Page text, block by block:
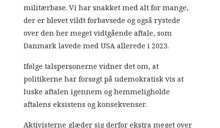
militærbase. Vi har snakket med alt for mange,
der er blevet vildt forbavsede og også rystede
over den her meget vidtgående aftale, som
Danmark lavede med USA allerede i 2023.
Ifølge talspersonerne vidner det om, at
politikerne har forsøgt på udemokratisk vis at
luske aftalen igennem og hemmeligholde
aftalens eksistens og konsekvenser.
Aktivisterne glæder sig derfor ekstra meget over